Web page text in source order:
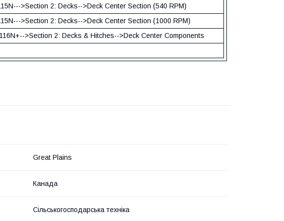
>Section 2: Decks-->Deck Center Section (540 RPM)
>Section 2: Decks-->Deck Center Section (1000 RPM)
>Section 2: Decks & Hitches-->Deck Center Components
Great Plains
Канада
Сільськогосподарська техніка